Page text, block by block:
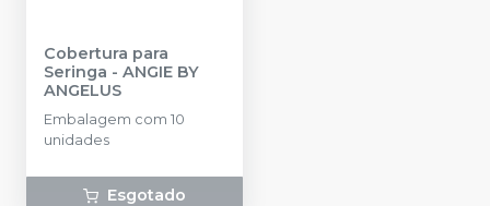
Cobertura para
Seringa - ANGIE BY
ANGELUS
Embalagem com 10
unidades
Esgotado